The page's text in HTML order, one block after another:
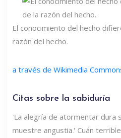
El conocimiento del hecho
razón del hecho.
a través de Wikimedia
Citas sobre la sabiduría
'La alegría de atormentar dura
muestre angustia.' Cuán